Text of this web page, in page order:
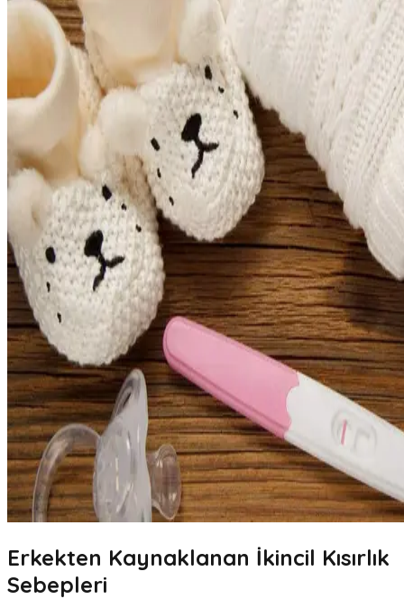
Erkekten Kaynaklanan İkincil Kısırlık
Sebepleri